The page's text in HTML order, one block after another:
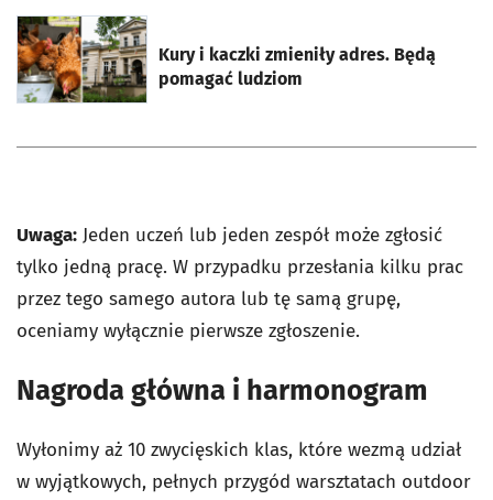
Kury i kaczki zmieniły adres. Będą
pomagać ludziom
otworzy się w nowej karcie
Uwaga: Jeden uczeń lub jeden zespół może zgłosić
tylko jedną pracę. W przypadku przesłania kilku prac
przez tego samego autora lub tę samą grupę,
oceniamy wyłącznie pierwsze zgłoszenie.
Nagroda główna i harmonogram
Wyłonimy aż 10 zwycięskich klas, które wezmą udział
w wyjątkowych, pełnych przygód warsztatach outdoor